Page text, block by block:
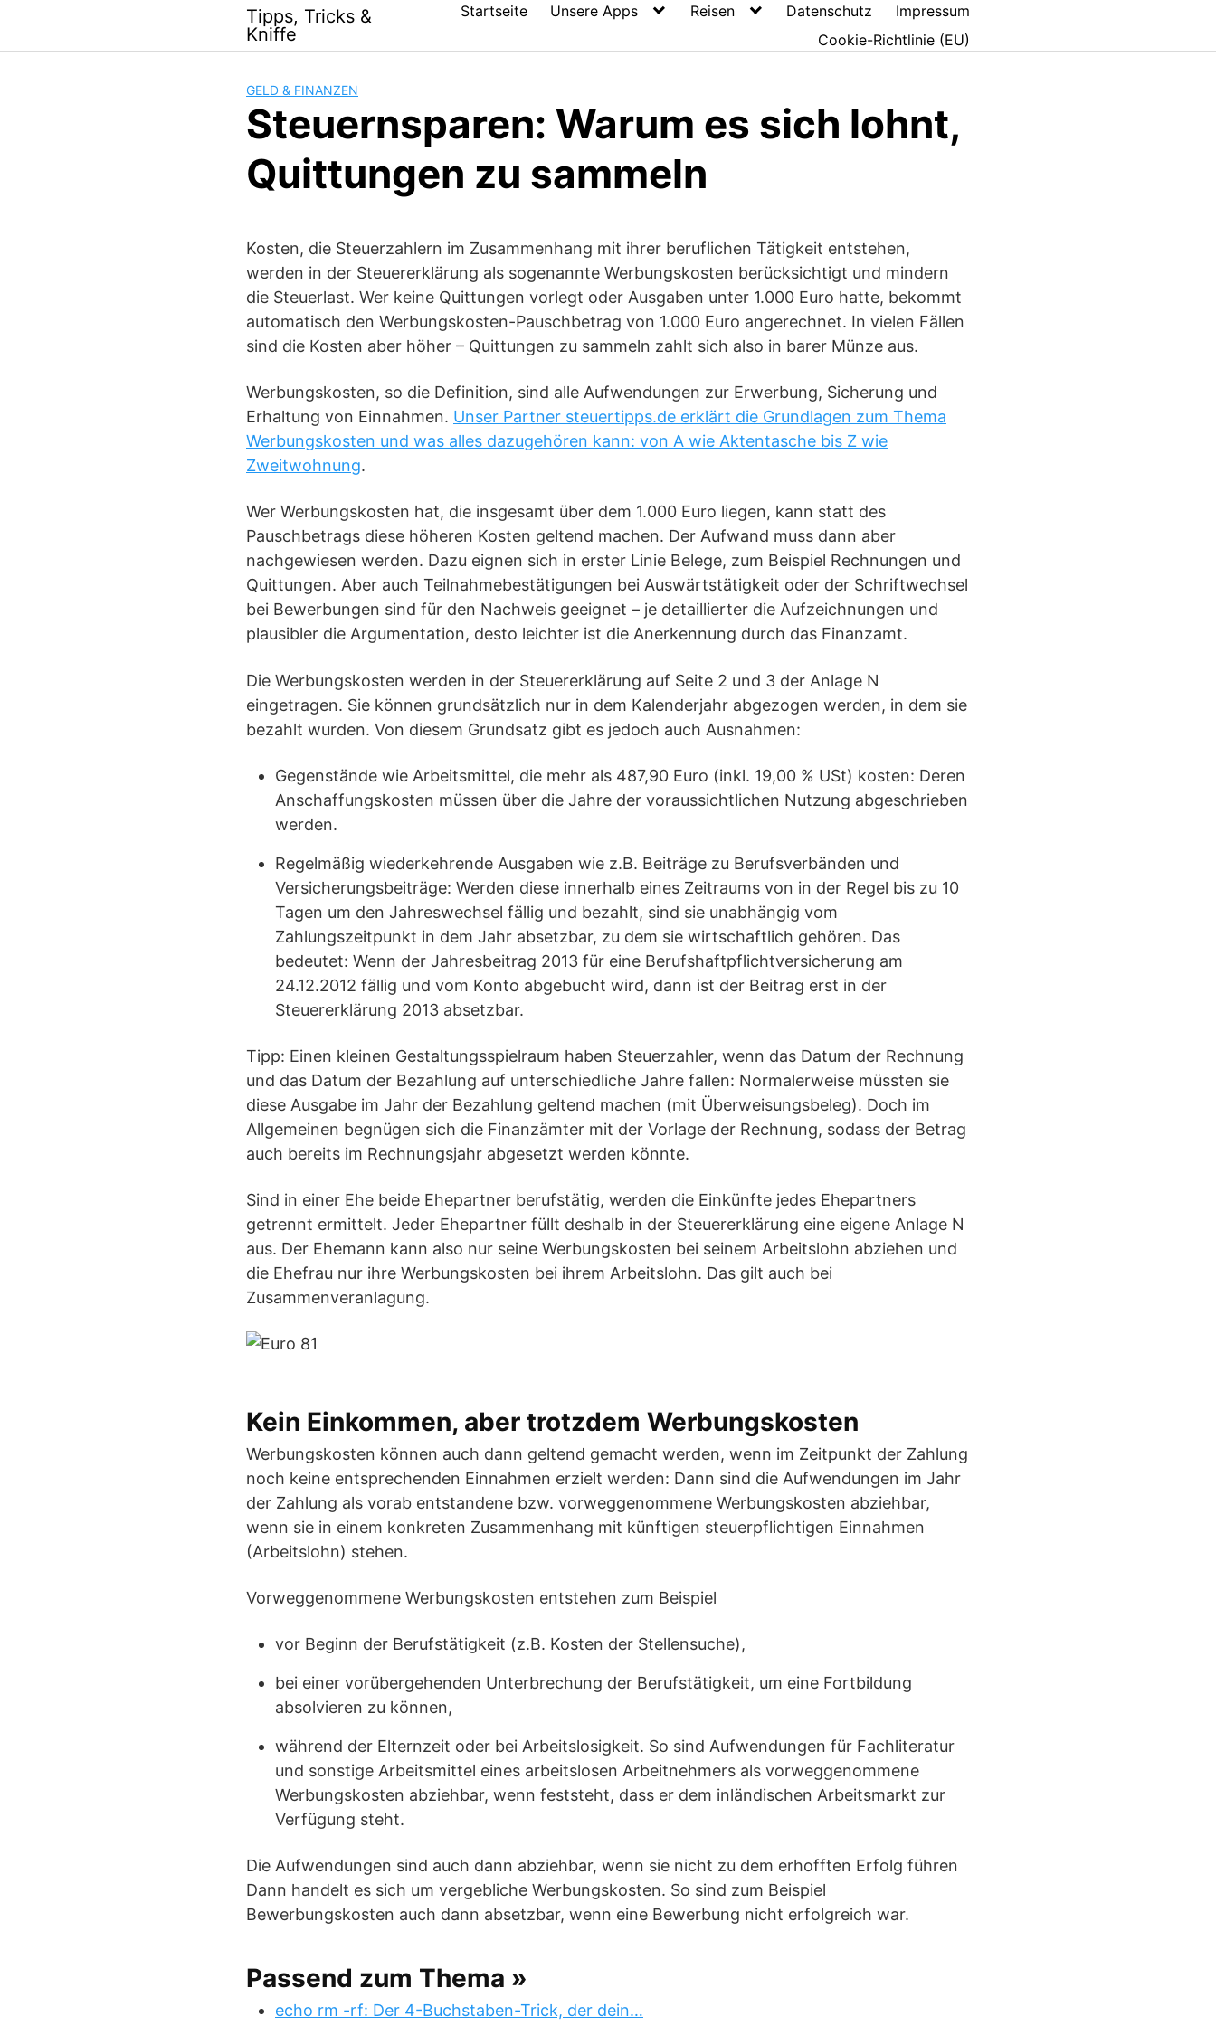
content
Tipps, Tricks &
Kniffe
Startseite Unsere Apps Reisen Datenschutz
Impressum
Cookie-Richtlinie (EU)
GELD & FINANZEN
Steuernsparen: Warum es sich lohnt,
Quittungen zu sammeln
Kosten, die Steuerzahlern im Zusammenhang mit ihrer beruflichen Tätigkeit entstehen,
werden in der Steuererklärung als sogenannte Werbungskosten berücksichtigt und mindern
die Steuerlast. Wer keine Quittungen vorlegt oder Ausgaben unter 1.000 Euro hatte, bekommt
automatisch den Werbungskosten-Pauschbetrag von 1.000 Euro angerechnet. In vielen Fällen
sind die Kosten aber höher – Quittungen zu sammeln zahlt sich also in barer Münze aus.
Werbungskosten, so die Definition, sind alle Aufwendungen zur Erwerbung, Sicherung und
Erhaltung von Einnahmen. Unser Partner steuertipps.de erklärt die Grundlagen zum Thema
Werbungskosten und was alles dazugehören kann: von A wie Aktentasche bis Z wie
Zweitwohnung.
Wer Werbungskosten hat, die insgesamt über dem 1.000 Euro liegen, kann statt des
Pauschbetrags diese höheren Kosten geltend machen. Der Aufwand muss dann aber
nachgewiesen werden. Dazu eignen sich in erster Linie Belege, zum Beispiel Rechnungen und
Quittungen. Aber auch Teilnahmebestätigungen bei Auswärtstätigkeit oder der Schriftwechsel
bei Bewerbungen sind für den Nachweis geeignet – je detaillierter die Aufzeichnungen und
plausibler die Argumentation, desto leichter ist die Anerkennung durch das Finanzamt.
Die Werbungskosten werden in der Steuererklärung auf Seite 2 und 3 der Anlage N
eingetragen. Sie können grundsätzlich nur in dem Kalenderjahr abgezogen werden, in dem sie
bezahlt wurden. Von diesem Grundsatz gibt es jedoch auch Ausnahmen:
Gegenstände wie Arbeitsmittel, die mehr als 487,90 Euro (inkl. 19,00 % USt) kosten: Deren
Anschaffungskosten müssen über die Jahre der voraussichtlichen Nutzung abgeschrieben
werden.
Regelmäßig wiederkehrende Ausgaben wie z.B. Beiträge zu Berufsverbänden und
Versicherungsbeiträge: Werden diese innerhalb eines Zeitraums von in der Regel bis zu 10
Tagen um den Jahreswechsel fällig und bezahlt, sind sie unabhängig vom
Zahlungszeitpunkt in dem Jahr absetzbar, zu dem sie wirtschaftlich gehören. Das
bedeutet: Wenn der Jahresbeitrag 2013 für eine Berufshaftpflichtversicherung am
24.12.2012 fällig und vom Konto abgebucht wird, dann ist der Beitrag erst in der
Steuererklärung 2013 absetzbar.
Tipp: Einen kleinen Gestaltungsspielraum haben Steuerzahler, wenn das Datum der Rechnung
und das Datum der Bezahlung auf unterschiedliche Jahre fallen: Normalerweise müssten sie
diese Ausgabe im Jahr der Bezahlung geltend machen (mit Überweisungsbeleg). Doch im
Allgemeinen begnügen sich die Finanzämter mit der Vorlage der Rechnung, sodass der Betrag
auch bereits im Rechnungsjahr abgesetzt werden könnte.
Sind in einer Ehe beide Ehepartner berufstätig, werden die Einkünfte jedes Ehepartners
getrennt ermittelt. Jeder Ehepartner füllt deshalb in der Steuererklärung eine eigene Anlage N
aus. Der Ehemann kann also nur seine Werbungskosten bei seinem Arbeitslohn abziehen und
die Ehefrau nur ihre Werbungskosten bei ihrem Arbeitslohn. Das gilt auch bei
Zusammenveranlagung.
Kein Einkommen, aber trotzdem Werbungskosten
Werbungskosten können auch dann geltend gemacht werden, wenn im Zeitpunkt der Zahlung
noch keine entsprechenden Einnahmen erzielt werden: Dann sind die Aufwendungen im Jahr
der Zahlung als vorab entstandene bzw. vorweggenommene Werbungskosten abziehbar,
wenn sie in einem konkreten Zusammenhang mit künftigen steuerpflichtigen Einnahmen
(Arbeitslohn) stehen.
Vorweggenommene Werbungskosten entstehen zum Beispiel
vor Beginn der Berufstätigkeit (z.B. Kosten der Stellensuche),
bei einer vorübergehenden Unterbrechung der Berufstätigkeit, um eine Fortbildung
absolvieren zu können,
während der Elternzeit oder bei Arbeitslosigkeit. So sind Aufwendungen für Fachliteratur
und sonstige Arbeitsmittel eines arbeitslosen Arbeitnehmers als vorweggenommene
Werbungskosten abziehbar, wenn feststeht, dass er dem inländischen Arbeitsmarkt zur
Verfügung steht.
Die Aufwendungen sind auch dann abziehbar, wenn sie nicht zu dem erhofften Erfolg führen
Dann handelt es sich um vergebliche Werbungskosten. So sind zum Beispiel
Bewerbungskosten auch dann absetzbar, wenn eine Bewerbung nicht erfolgreich war.
Passend zum Thema »
echo rm -rf: Der 4-Buchstaben-Trick, der dein…